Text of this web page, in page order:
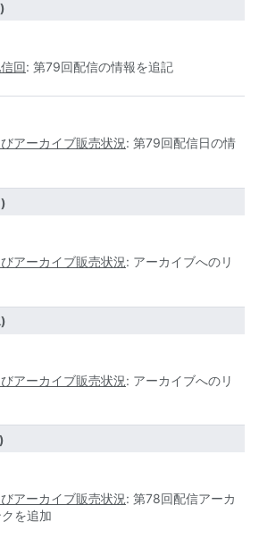
回: 第79回配信の情報を追記
アーカイブ販売状況: 第79回配信日の情
アーカイブ販売状況: アーカイブへのリ
アーカイブ販売状況: アーカイブへのリ
アーカイブ販売状況: 第78回配信アーカ
を追加